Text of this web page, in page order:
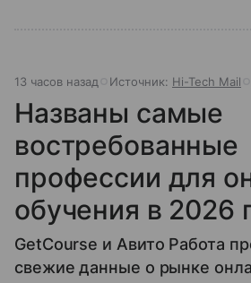
13 часов назад Источник: Hi-Tech Mail
Названы самые
востребованные
профессии для
обучения в 2026
GetCourse и Авито Работа
свежие данные о рынке